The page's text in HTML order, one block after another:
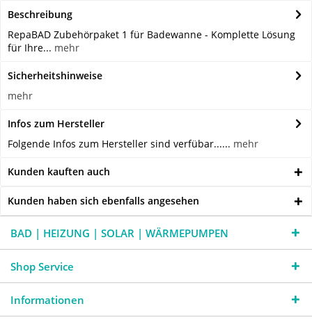
Beschreibung
RepaBAD Zubehörpaket 1 für Badewanne - Komplette Lösung
für Ihre... mehr
Sicherheitshinweise
mehr
Infos zum Hersteller
Folgende Infos zum Hersteller sind verfübar...... mehr
Kunden kauften auch
Kunden haben sich ebenfalls angesehen
BAD | HEIZUNG | SOLAR | WÄRMEPUMPEN
Shop Service
Informationen